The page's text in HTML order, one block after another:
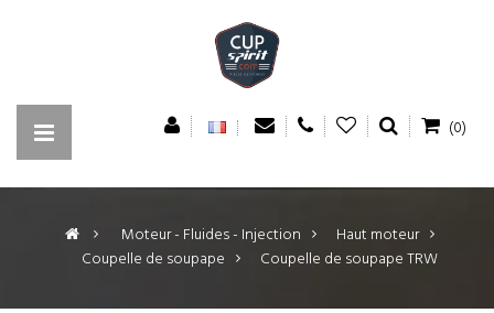
(0)
> Moteur - Fluides - Injection >
Haut moteur
Coupelle de soupape > Coupelle de soupape TRW